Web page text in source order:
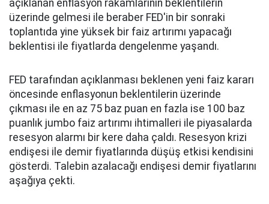
açıklanan enflasyon rakamlarının beklentilerin
üzerinde gelmesi ile beraber FED'in bir sonraki
toplantıda yine yüksek bir faiz artırımı yapacağı
beklentisi ile fiyatlarda dengelenme yaşandı.
FED tarafından açıklanması beklenen yeni faiz kararı
öncesinde enflasyonun beklentilerin üzerinde
çıkması ile en az 75 baz puan en fazla ise 100 baz
puanlık jumbo faiz artırımı ihtimalleri ile piyasalarda
resesyon alarmı bir kere daha çaldı. Resesyon krizi
endişesi ile demir fiyatlarında düşüş etkisi kendisini
gösterdi. Talebin azalacağı endişesi demir fiyatlarını
aşağıya çekti.